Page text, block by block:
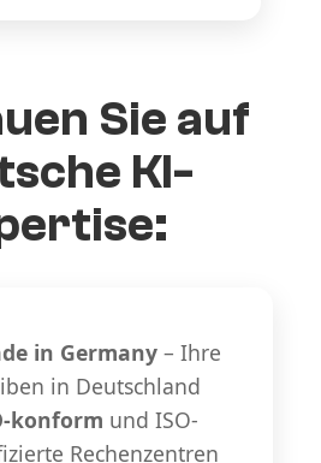
Sie auf
KI-
in Germany– Ihre
in Deutschland
konform und ISO-
Rechenzentren